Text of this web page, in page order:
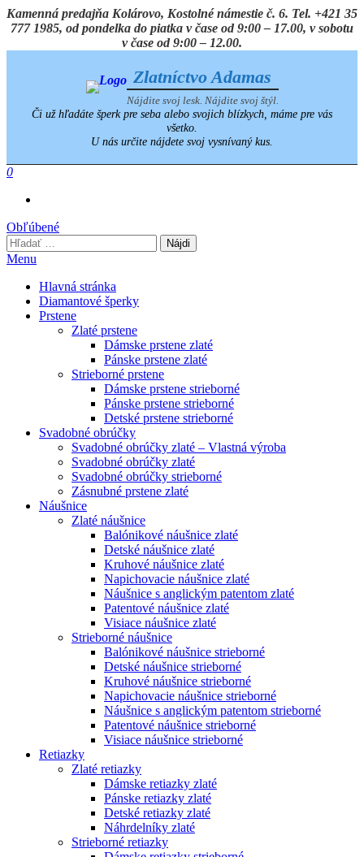
Preskočiť
na
Kamenná predajňa Kolárovo, Kostolné námestie č. 6. Tel. +421 35
777 1985, od pondelka do piatka v čase od 9:00 – 17.00, v sobotu
v čase od 9:00 – 12.00.
Zlatníctvo Adamas
Nájdite svoj lesk. Nájdite svoj štýl.
Či už hľadáte šperk pre seba alebo svojich blízkych, máme pre vás
všetko.
U nás určite nájdete svoj vysnívaný kus.
0
Obľúbené
Hľadať:
Menu
Hlavná stránka
Diamantové šperky
Prstene
Zlaté prstene
Dámske prstene zlaté
Pánske prstene zlaté
Strieborné prstene
Dámske prstene strieborné
Pánske prstene strieborné
Detské prstene strieborné
Svadobné obrúčky
Svadobné obrúčky zlaté – Vlastná výroba
Svadobné obrúčky zlaté
Svadobné obrúčky strieborné
Zásnubné prstene zlaté
Náušnice
Zlaté náušnice
Balónikové náušnice zlaté
Detské náušnice zlaté
Kruhové náušnice zlaté
Napichovacie náušnice zlaté
Náušnice s anglickým patentom zlaté
Patentové náušnice zlaté
Visiace náušnice zlaté
Strieborné náušnice
Balónikové náušnice strieborné
Detské náušnice strieborné
Kruhové náušnice strieborné
Napichovacie náušnice strieborné
Náušnice s anglickým patentom strieborné
Patentové náušnice strieborné
Visiace náušnice strieborné
Retiazky
Zlaté retiazky
Dámske retiazky zlaté
Pánske retiazky zlaté
Detské retiazky zlaté
Náhrdelníky zlaté
Strieborné retiazky